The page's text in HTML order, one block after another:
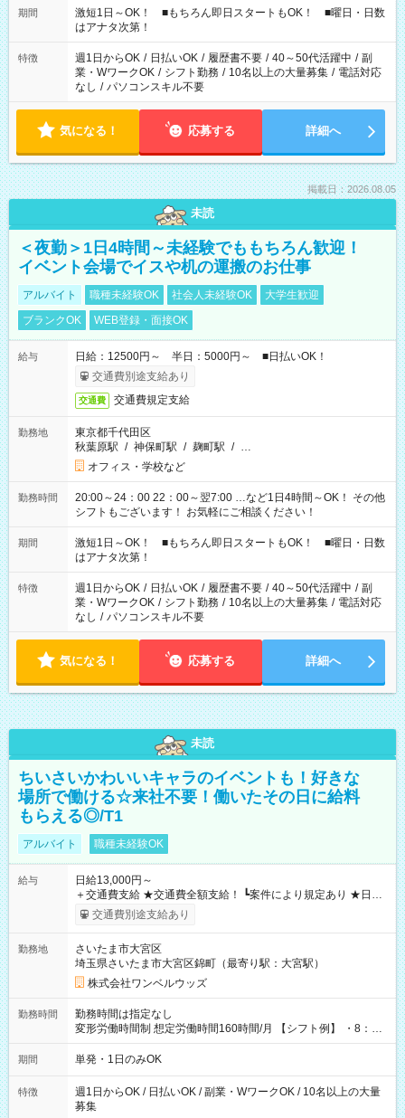
期間
激短1日～OK！ ■もちろん即日スタートもOK！ ■曜日・日数
はアナタ次第！
特徴 週1日からOK / 日払いOK / 履歴書不要 / 40～50代活躍中 / 副
業・WワークOK / シフト勤務 / 10名以上の大量募集 / 電話対応
なし / パソコンスキル不要
気になる！ 応募する 詳細へ
掲載日：2026.08.05
未読
＜夜勤＞1日4時間～未経験でももちろん歓迎！
イベント会場でイスや机の運搬のお仕事
アルバイト 職種未経験OK 社会人未経験OK
大学生歓迎
ブランクOK
WEB登録・面接OK
給与
日給：12500円～ 半日：5000円～ ■日払いOK！
交通費別途支給あり
交通費 交通費規定支給
勤務地
東京都千代田区
秋葉原駅 / 神保町駅 / 麹町駅 / …
オフィス・学校など
勤務時間
20:00～24：00 22：00～翌7:00 …など1日4時間～OK！ その他
シフトもございます！ お気軽にご相談ください！
期間
激短1日～OK！ ■もちろん即日スタートもOK！ ■曜日・日数
はアナタ次第！
特徴 週1日からOK / 日払いOK / 履歴書不要 / 40～50代活躍中 / 副
業・WワークOK / シフト勤務 / 10名以上の大量募集 / 電話対応
なし / パソコンスキル不要
気になる！ 応募する 詳細へ
未読
ちいさいかわいいキャラのイベントも！好きな
場所で働ける☆来社不要！働いたその日に給料
もらえる◎/T1
アルバイト 職種未経験OK
給与
日給13,000円～
＋交通費支給 ★交通費全額支給！ ┗案件により規定あり ★日払
いOK！（規定あり） ┗働いたその日に現金GET♪ お仕事後はコ
ンビニATMから 日払い分を引き落とせます！ 【試用期間】試
交通費別途支給あり
勤務地
さいたま市大宮区
埼玉県さいたま市大宮区錦町（最寄り駅：大宮駅）
株式会社ワンベルウッズ
勤務時間
勤務時間は指定なし
変形労働時間制 想定労働時間160時間/月 【シフト例】 ・8：00
～21：00
期間 単発・1日のみOK
特徴
週1日からOK / 日払いOK / 副業・WワークOK / 10名以上の大量
募集